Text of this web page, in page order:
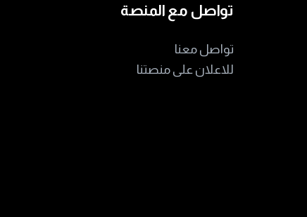
تواصل مع المنصة
تواصل معنا
للاعلان على منصتنا